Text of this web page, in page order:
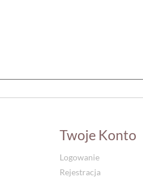
Twoje Konto
Logowanie
Rejestracja